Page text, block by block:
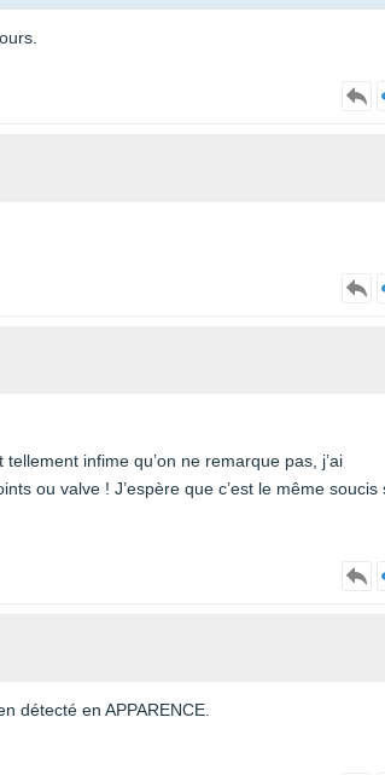
infime qu’on ne remarque pas, j’ai
ou valve ! J’espère que c’est le même soucis
détecté en APPARENCE.